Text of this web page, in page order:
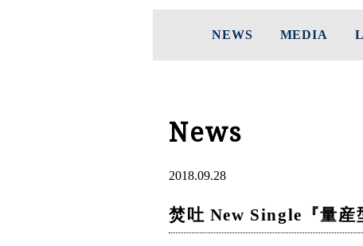
NEWS MEDIA
News
2018.09.28
焚吐 New Single『量